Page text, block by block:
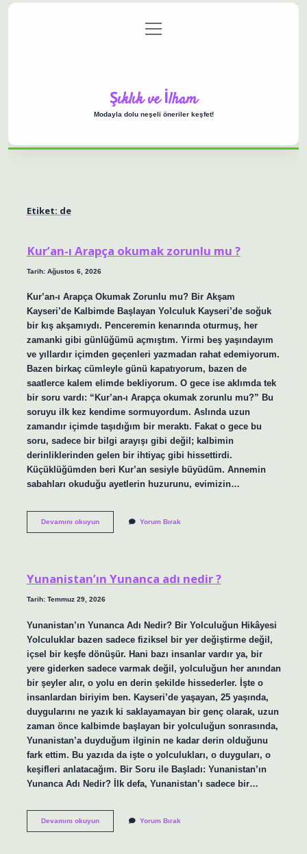
Gizlilik Politikası
menüyü
aç
Şıklık ve İlham
Modayla dolu neşeli öneriler keşfet!
Etiket: de
Kur’an-ı Arapça okumak zorunlu mu ?
Tarih: Ağustos 6, 2026
Kur’an-ı Arapça Okumak Zorunlu mu? Bir Akşam
Kayseri’de Kalbimde Başlayan Yolculuk Kayseri’de soğuk
bir kış akşamıydı. Penceremin kenarında oturmuş, her
zamanki gibi günlüğümü açmıştım. Yirmi beş yaşındayım
ve yıllardır içimden geçenleri yazmadan rahat edemiyorum.
Bazen birkaç cümleyle günü kapatıyorum, bazen de
saatlerce kalem elimde bekliyorum. O gece ise aklımda tek
bir soru vardı: “Kur’an-ı Arapça okumak zorunlu mu?” Bu
soruyu ilk kez kendime sormuyordum. Aslında uzun
zamandır içimde taşıdığım bir meraktı. Fakat o gece bu
soru, sadece bir bilgi arayışı gibi değil; kalbimin
derinliklerinden gelen bir ihtiyaç gibi hissettirdi.
Küçüklüğümden beri Kur’an sesiyle büyüdüm. Annemin
sabahları okuduğu ayetlerin huzurunu, evimizin…
Devamını okuyunKur’an-
?
Yorum Bırak
Yunanistan’ın Yunanca adı nedir ?
Tarih: Temmuz 29, 2026
Yunanistan’ın Yunanca Adı Nedir? Bir Yolculuğun Hikâyesi
Yolculuklar bazen sadece fiziksel bir yer değiştirme değil,
içsel bir keşfe dönüşür. Hani bazı insanlar vardır ya, bir
yere giderken sadece varmak değil, yolculuğun her anından
bir şeyler alır, o yolu en derin şekilde hissederler. İşte o
insanlardan biriyim ben. Kayseri’de yaşayan, 25 yaşında,
duygularını ne yazık ki saklayamayan bir genç olarak, uzun
zaman önce kalbimde başlayan bir yolculuğun sonrasında,
Yunanistan’a duyduğum ilginin ne kadar derin olduğunu
fark ettim. Bu yazıda da işte o yolculukları, o duyguları, o
keşifleri anlatacağım. Bir Soru ile Başladı: Yunanistan’ın
Yunanca Adı Nedir? İlk defa, Yunanistan’ı sadece bir…
Devamını okuyunYunanistan’ın
Yunanca
Yorum Bırak